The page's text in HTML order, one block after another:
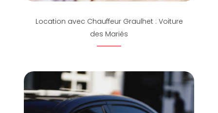
Location avec Chauffeur Graulhet : Voiture
des Mariés